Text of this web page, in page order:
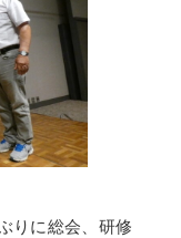
りに総会、研修